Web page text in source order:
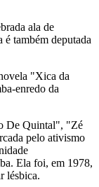
ala de
também deputada
"Xica da
enredo da
De Quintal", "Zé
pelo ativismo
Ela foi, em 1978,
lésbica.